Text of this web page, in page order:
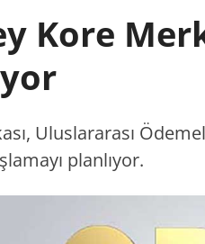
Kore
Uluslararası
planlıyor.